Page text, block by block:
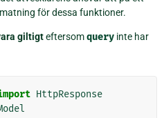
för dessa funktioner.
giltigteftersomquery inte har
HttpResponse